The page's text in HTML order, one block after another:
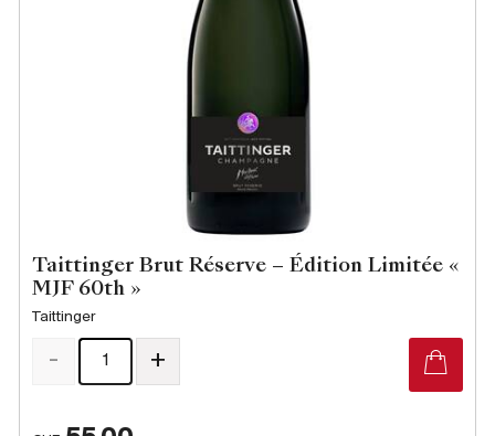
Taittinger Brut Réserve – Édition Limitée «
MJF 60th »
Taittinger
- +